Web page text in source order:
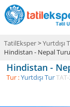
TatilEksper>Yurtdışı
Hindistan - Nepal
Hindistan -
Tur :Yurtdışı Tur